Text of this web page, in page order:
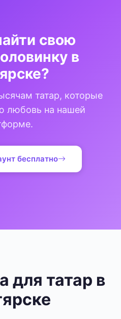
свою
в
татар, которые
любовь на нашей
бесплатно
для татар в